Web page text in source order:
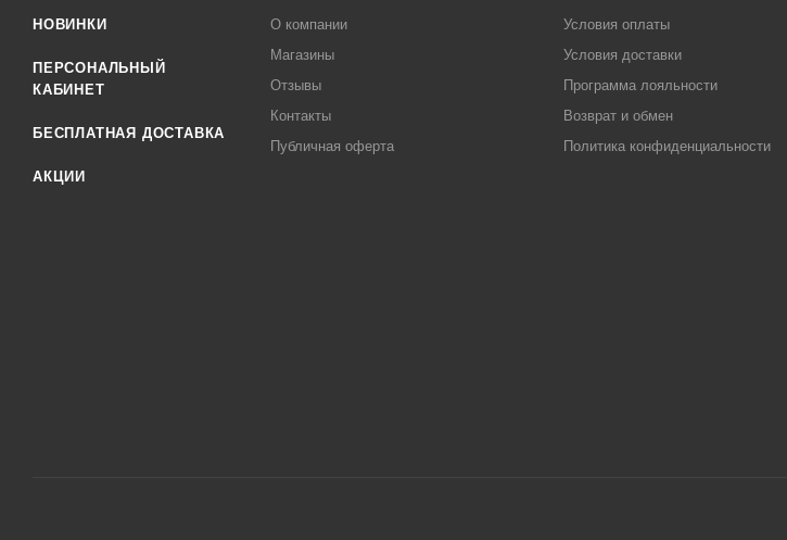
НОВИНКИ
ПЕРСОНАЛЬНЫЙ
КАБИНЕТ
БЕСПЛАТНАЯ ДОСТАВКА
АКЦИИ
О компании
Магазины
Отзывы
Контакты
Публичная оферта
Условия оплаты
Условия доставки
Программа лояльности
Возврат и обмен
Политика конфиденциальности